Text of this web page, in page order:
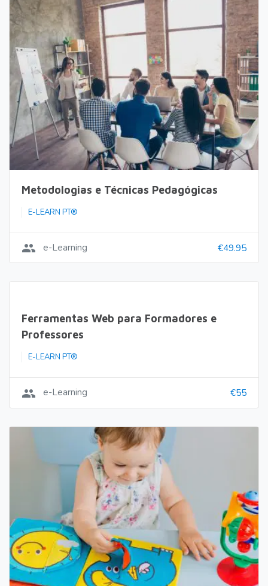
Metodologias e Técnicas Pedagógicas
E-LEARN PT®
group e-Learning €49.95
Ferramentas Web para Formadores e
Professores
E-LEARN PT®
group e-Learning €55